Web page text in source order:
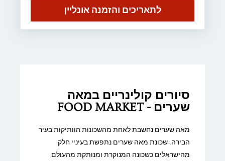
לתאריכים והזמנה אונליין
סיורים קולינריים במאה
שערים - FOOD MARKET
מאה שערים נחשבת לאחת מהשכונות הוותיקות בעיר
הבירה. שכונת מאה שערים נתפשת בעיניי חלק
מהישראלים כשכונה המנוקרת ומנותקת מהעולם